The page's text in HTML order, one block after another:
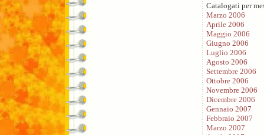
Catalogati per
Marzo 2006
Aprile 2006
Maggio 2006
Giugno 2006
Luglio 2006
Agosto 2006
Settembre 2006
Ottobre 2006
Novembre 2006
Dicembre 2006
Gennaio 2007
Febbraio 2007
Marzo 2007